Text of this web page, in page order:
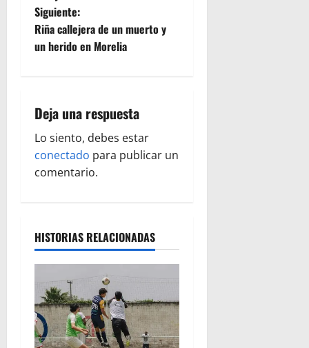
e
g
c
i
ó
e
n
t
Siguiente:
Riña callejera de un muerto y
un herido en Morelia
Deja una respuesta
Lo siento, debes estar
conectado para publicar un
comentario.
HISTORIAS RELACIONADAS